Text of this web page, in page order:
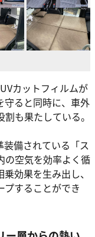
カットフィルムが
守ると同時に、車外
も果たしている。
備されている「ス
の空気を効率よく循
効果を生み出し、
することができ